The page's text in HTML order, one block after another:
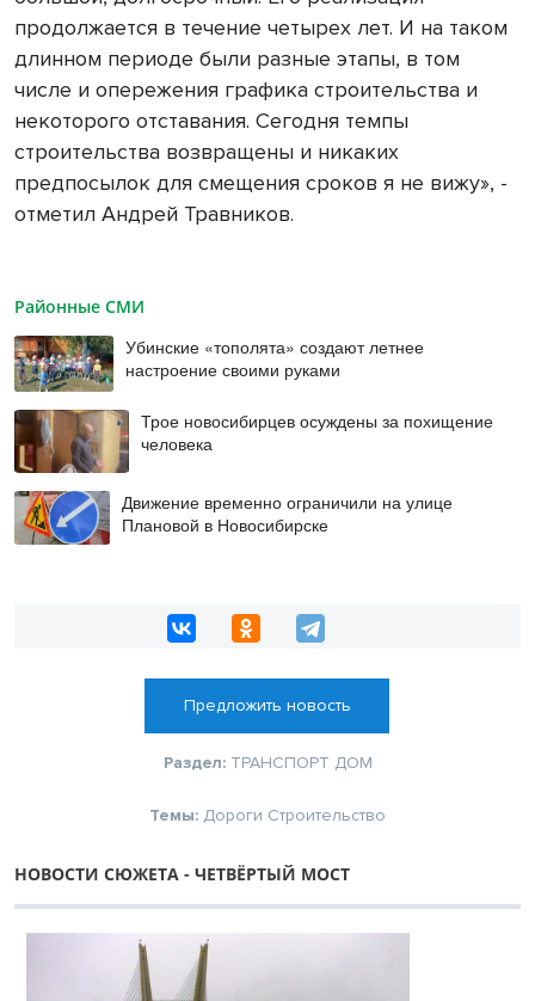
продолжается в течение четырех лет. И на таком
длинном периоде были разные этапы, в том
числе и опережения графика строительства и
некоторого отставания. Сегодня темпы
строительства возвращены и никаких
предпосылок для смещения сроков я не вижу», -
отметил Андрей Травников.
Районные СМИ
Убинские «тополята» создают летнее
настроение своими руками
Трое новосибирцев осуждены за похищение
человека
Движение временно ограничили на улице
Плановой в Новосибирске
Предложить новость
Раздел: ТРАНСПОРТ ДОМ
Темы: Дороги Строительство
НОВОСТИ СЮЖЕТА - ЧЕТВЁРТЫЙ МОСТ